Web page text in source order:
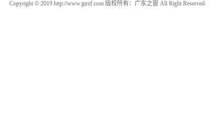
Copyright © 2019 http://www.gtrzf.com 版权所有：广东之窗 All Right Reserved.